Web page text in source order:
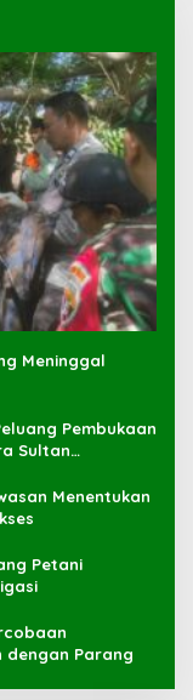
Meninggal
Pembukaan
Sultan
Menentukan
Petani
dengan Parang